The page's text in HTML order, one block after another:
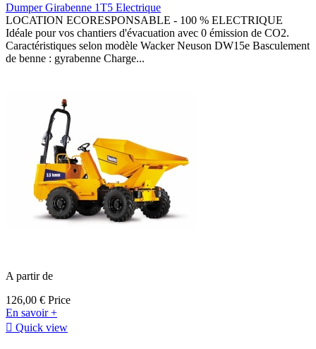
Dumper Girabenne 1T5 Electrique
LOCATION ECORESPONSABLE - 100 % ELECTRIQUE
Idéale pour vos chantiers d'évacuation avec 0 émission de CO2.
Caractéristiques selon modèle Wacker Neuson DW15e Basculement
de benne : gyrabenne Charge...
A partir de
126,00 € Price
En savoir +
 Quick view